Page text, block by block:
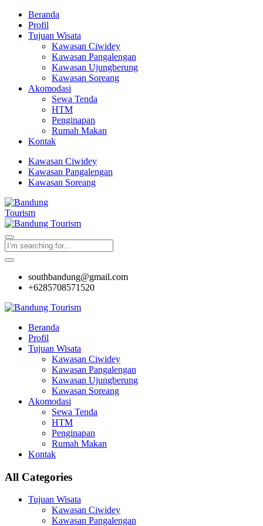
Beranda
Profil
Tujuan Wisata
Kawasan Ciwidey
Kawasan Pangalengan
Kawasan Ujungberung
Kawasan Soreang
Akomodasi
Sewa Tenda
HTM
Penginapan
Rumah Makan
Kontak
Kawasan Ciwidey
Kawasan Pangalengan
Kawasan Soreang
southbandung@gmail.com
+6285708571520
Beranda
Profil
Tujuan Wisata
Kawasan Ciwidey
Kawasan Pangalengan
Kawasan Ujungberung
Kawasan Soreang
Akomodasi
Sewa Tenda
HTM
Penginapan
Rumah Makan
Kontak
All Categories
Tujuan Wisata
Kawasan Ciwidey
Kawasan Pangalengan